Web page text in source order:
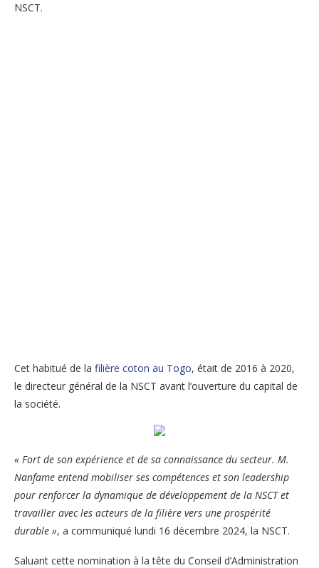
NSCT.
Cet habitué de la filière coton au Togo, était de 2016 à 2020,
le directeur général de la NSCT avant l’ouverture du capital de
la société.
« Fort de son expérience et de sa connaissance du secteur. M.
Nanfame entend mobiliser ses compétences et son leadership
pour renforcer la dynamique de développement de la NSCT et
travailler avec les acteurs de la filière vers une prospérité
durable », a communiqué lundi 16 décembre 2024, la NSCT.
Saluant cette nomination à la tête du Conseil d’Administration